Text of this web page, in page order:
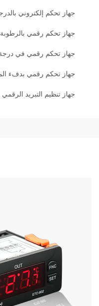
جهاز تحكم إلكتروني
جهاز تحكم رقمي بالرطوبة
جهاز تحكم رقمي في درجة
جهاز تحكم رقمي بدفء
جهاز تنظيم التبريد الرقمي